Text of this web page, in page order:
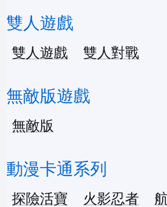
雙人遊戲
雙人遊戲 雙人對戰
無敵版遊戲
無敵版
動漫卡通系列
探險活寶 火影忍者